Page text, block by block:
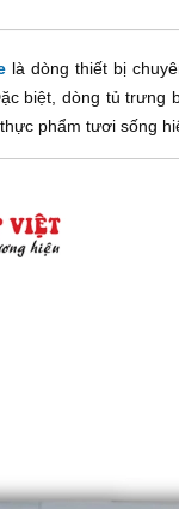
là dòng thiết bị
biệt, dòng tủ trưng
phẩm tươi sống